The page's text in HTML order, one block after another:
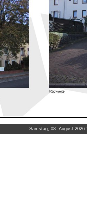
Samstag, 08. August 2026